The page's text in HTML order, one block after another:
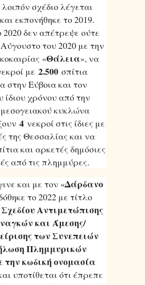
σχέδιο λέγεται
εκπονήθηκε το 2019.
δεν απέτρεψε ούτε
του 2020 με την
«Θάλεια», να
με 2.500σπίτια
στην Εύβοια και τον
χρόνου από την
κυκλώνα
4νεκροί στις ίδιες με
της Θεσσαλίας και να
και αρκετές δημόσιες
από τις πλημμύρες.
και με τον «Δάρδανο
το 2022 με τίτλο
Αντιμετώπισης
και Άμεσης/
των Συνεπειών
Πλημμυρικών
την κωδική ονομασία
υποτίθεται ότι έπρεπε